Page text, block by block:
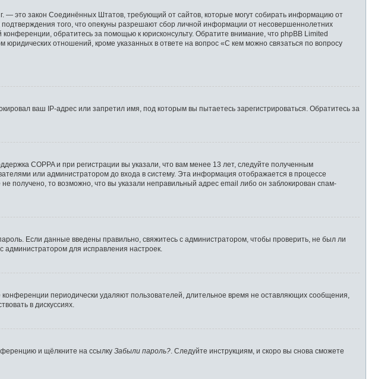
— это закон Соединённых Штатов, требующий от сайтов, которые могут собирать информацию от
того, что опекуны разрешают сбор личной информации от несовершеннолетних
обратитесь за помощью к юрисконсульту. Обратите внимание, что phpBB Limited
отношений, кроме указанных в ответе на вопрос «С кем можно связаться по вопросу
ваш IP-адрес или запретил имя, под которым вы пытаетесь зарегистрироваться. Обратитесь за
COPPA и при регистрации вы указали, что вам менее 13 лет, следуйте полученным
или администратором до входа в систему. Эта информация отображается в процессе
то возможно, что вы указали неправильный адрес email либо он заблокирован спам-
Если данные введены правильно, свяжитесь с администратором, чтобы проверить, не был ли
для исправления настроек.
периодически удаляют пользователей, длительное время не оставляющих сообщения,
в дискуссиях.
и щёлкните на ссылку Забыли пароль? . Следуйте инструкциям, и скоро вы снова сможете